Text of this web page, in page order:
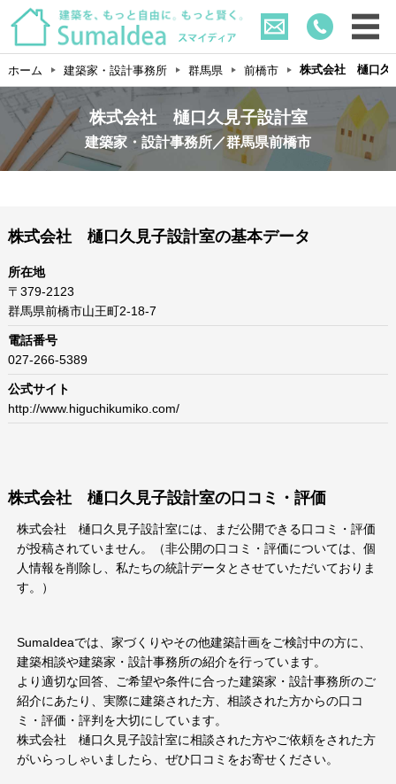
ホーム 建築家・設計事務所 群馬県 前橋市 株式会社 樋口久
株式会社 樋口久見子設計室
建築家・設計事務所／群馬県前橋市
株式会社 樋口久見子設計室の基本データ
所在地
〒379-2123
群馬県前橋市山王町2-18-7
電話番号
027-266-5389
公式サイト
http://www.higuchikumiko.com/
株式会社 樋口久見子設計室の口コミ・評価
株式会社 樋口久見子設計室には、まだ公開できる口コミ・評価
が投稿されていません。（非公開の口コミ・評価については、個
人情報を削除し、私たちの統計データとさせていただいておりま
す。）
SumaIdeaでは、家づくりやその他建築計画をご検討中の方に、
建築相談や建築家・設計事務所の紹介を行っています。
より適切な回答、ご希望や条件に合った建築家・設計事務所のご
紹介にあたり、実際に建築された方、相談された方からの口コ
ミ・評価・評判を大切にしています。
株式会社 樋口久見子設計室に相談された方やご依頼をされた方
がいらっしゃいましたら、ぜひ口コミをお寄せください。